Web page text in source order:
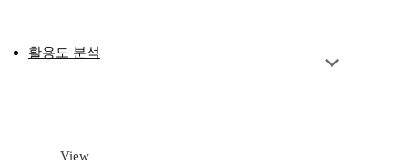
활용도 분석
View